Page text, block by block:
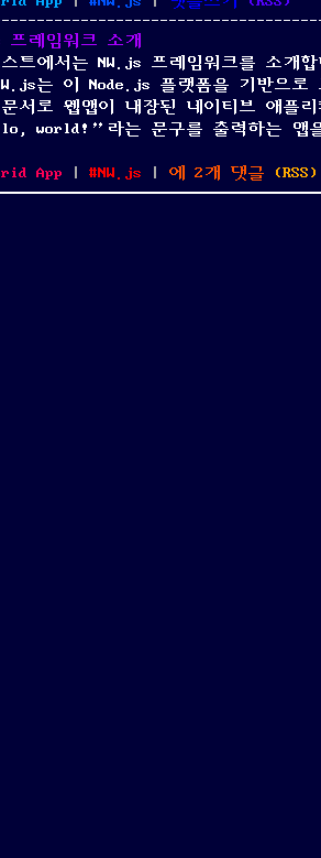
NW.js
선
언
설
정
프레임워크 소개
트에서는 NW.js 프레임워크를 소개
는 이 Node.js 플랫폼을 기반으로
문서로 웹앱이 내장된 네이티브 애플
world!”라는 문구를 출력하는 앱
레임워크 소개”
App Tags
NW.js
NW.js
프
에 2개 댓글 (RSS)